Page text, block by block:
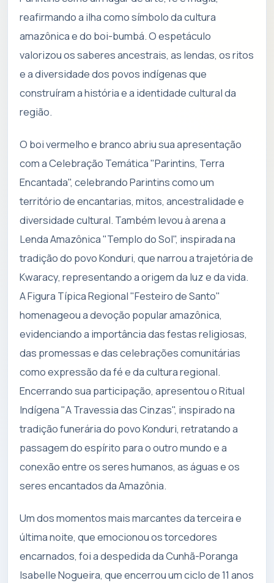
reafirmando a ilha como símbolo da cultura
amazônica e do boi-bumbá. O espetáculo
valorizou os saberes ancestrais, as lendas, os ritos
e a diversidade dos povos indígenas que
construíram a história e a identidade cultural da
região.
O boi vermelho e branco abriu sua apresentação
com a Celebração Temática "Parintins, Terra
Encantada", celebrando Parintins como um
território de encantarias, mitos, ancestralidade e
diversidade cultural. Também levou à arena a
Lenda Amazônica "Templo do Sol", inspirada na
tradição do povo Konduri, que narrou a trajetória de
Kwaracy, representando a origem da luz e da vida.
A Figura Típica Regional "Festeiro de Santo"
homenageou a devoção popular amazônica,
evidenciando a importância das festas religiosas,
das promessas e das celebrações comunitárias
como expressão da fé e da cultura regional.
Encerrando sua participação, apresentou o Ritual
Indígena "A Travessia das Cinzas", inspirado na
tradição funerária do povo Konduri, retratando a
passagem do espírito para o outro mundo e a
conexão entre os seres humanos, as águas e os
seres encantados da Amazônia.
Um dos momentos mais marcantes da terceira e
última noite, que emocionou os torcedores
encarnados, foi a despedida da Cunhã-Poranga
Isabelle Nogueira, que encerrou um ciclo de 11 anos